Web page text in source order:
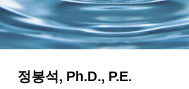
정봉석, Ph.D., P.E.